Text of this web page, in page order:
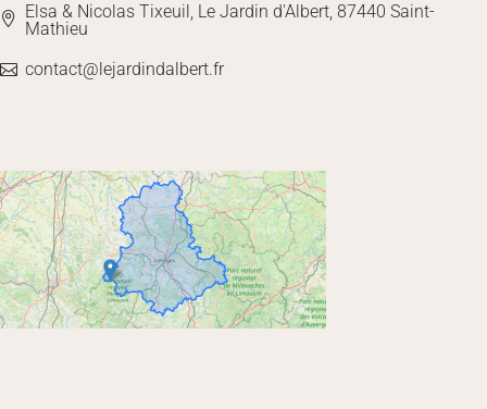
Elsa & Nicolas Tixeuil, Le Jardin d'Albert, 87440 Saint-
Mathieu
contact@lejardindalbert.fr